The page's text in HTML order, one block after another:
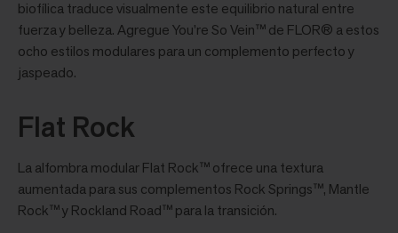
biofílica traduce visualmente este equilibrio natural entre
fuerza y belleza. Agregue You’re So Vein™ de FLOR® a estos
ocho estilos modulares para un complemento perfecto y
jaspeado.
Flat Rock
La alfombra modular Flat Rock™ ofrece una textura
aumentada para sus complementos Rock Springs™, Mantle
Rock™ y Rockland Road™ para la transición.